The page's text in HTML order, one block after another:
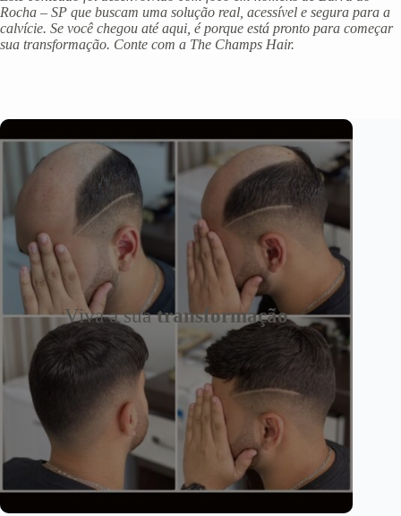
Rocha – SP que buscam uma solução real, acessível e segura para a
calvície. Se você chegou até aqui, é porque está pronto para começar
sua transformação. Conte com a The Champs Hair.
Viva a suatransformação